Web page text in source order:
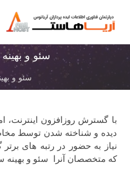
سئو و
سئو و
با گسترش روزافزون اینترنت،
دیده و شناخته شدن توسط
نیاز به حضور در رتبه های
که متخصصان آنرا سئو و بهینه